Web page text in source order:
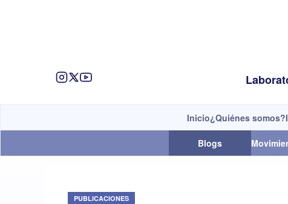
Inicio¿Quiénes somos?
Blogs
PUBLICACIONES